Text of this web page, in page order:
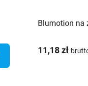
Blumotion na
11,18 zł